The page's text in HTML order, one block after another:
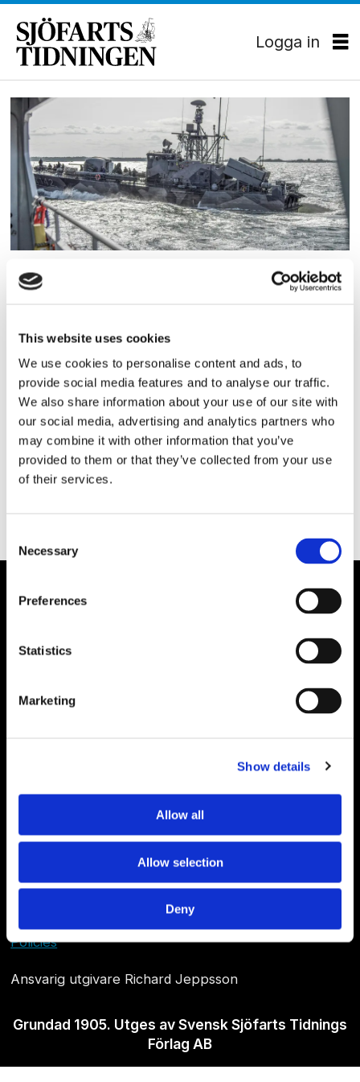
This website uses cookies
We use cookies to personalise content and ads, to
provide social media features and to analyse our traffic.
We also share information about your use of our site with
our social media, advertising and analytics partners who
may combine it with other information that you’ve
provided to them or that they’ve collected from your use
of their services.
Selection
Necessary
Preferences
Statistics
Marketing
Show details
Allow all
Allow selection
Deny
Logga in
Tag:
tillbud
OLYCKA
sjötrafik efter närsituation
I höstas var veteranfartyget R142 Ystad ytterst
nära att kollidera med skärgårdsbåten
Silverpilen. Nu har en befälhavare och en
styrman dömts i Stockholms tingsrätt för
vårdslöshet i sjötrafik.
Om Sjöfartstidningen
Policies
Ansvarig utgivare Richard Jeppsson
Grundad 1905. Utges av Svensk Sjöfarts Tidnings
Förlag AB